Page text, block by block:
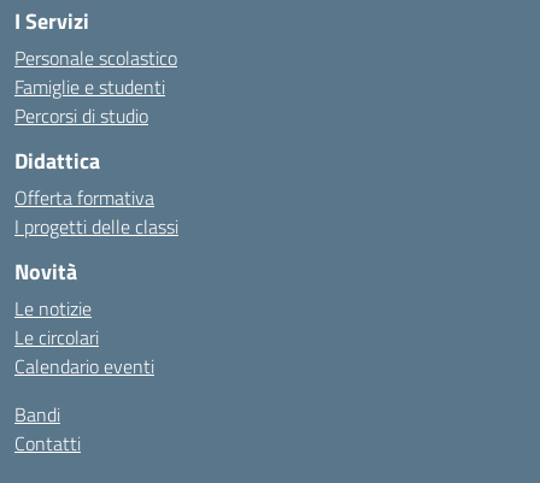
I Servizi
Personale scolastico
Famiglie e studenti
Percorsi di studio
Didattica
Offerta formativa
I progetti delle classi
Novità
Le notizie
Le circolari
Calendario eventi
Bandi
Contatti